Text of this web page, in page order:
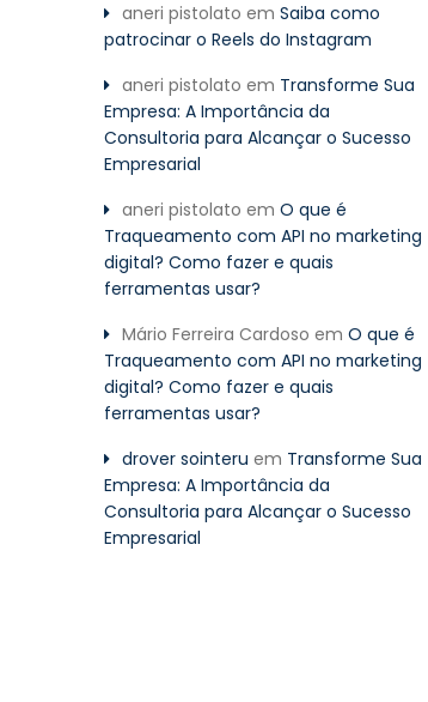
aneri pistolato em Saiba como
patrocinar o Reels do Instagram
aneri pistolato em Transforme Sua
Empresa: A Importância da
Consultoria para Alcançar o Sucesso
Empresarial
aneri pistolato em O que é
Traqueamento com API no marketing
digital? Como fazer e quais
ferramentas usar?
Mário Ferreira Cardoso em O que é
Traqueamento com API no marketing
digital? Como fazer e quais
ferramentas usar?
drover sointeru em Transforme Sua
Empresa: A Importância da
Consultoria para Alcançar o Sucesso
Empresarial